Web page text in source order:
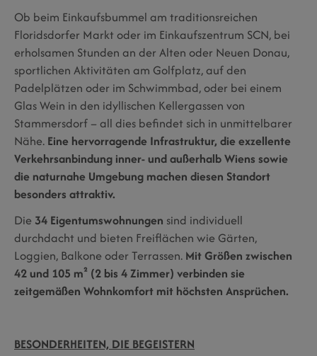
Ob beim Einkaufsbummel am traditionsreichen
Floridsdorfer Markt oder im Einkaufszentrum SCN, bei
erholsamen Stunden an der Alten oder Neuen Donau,
sportlichen Aktivitäten am Golfplatz, auf den
Padelplätzen oder im Schwimmbad, oder bei einem
Glas Wein in den idyllischen Kellergassen von
Stammersdorf – all dies befindet sich in unmittelbarer
Nähe. Eine hervorragende Infrastruktur, die exzellente
Verkehrsanbindung inner- und außerhalb Wiens sowie
die naturnahe Umgebung machen diesen Standort
besonders attraktiv.
Die 34 Eigentumswohnungen sind individuell
durchdacht und bieten Freiflächen wie Gärten,
Loggien, Balkone oder Terrassen. Mit Größen zwischen
42 und 105 m² (2 bis 4 Zimmer) verbinden sie
zeitgemäßen Wohnkomfort mit höchsten Ansprüchen.
BESONDERHEITEN, DIE BEGEISTERN